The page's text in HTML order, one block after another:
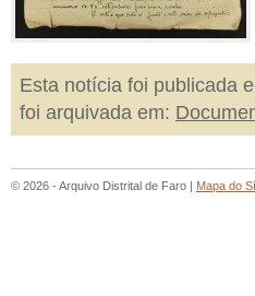
Esta notícia foi publicada
foi arquivada em:
© 2026 - Arquivo Distrital de Faro | Mapa do